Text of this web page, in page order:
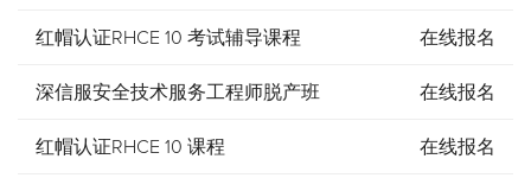
红帽认证RHCE 10 考试辅导课程 在线报名
深信服安全技术服务工程师脱产班 在线报名
红帽认证RHCE 10 课程 在线报名